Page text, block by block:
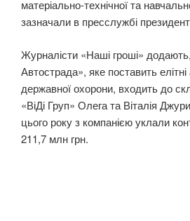
матеріально-технічної та
зазначали в пресслужбі
Журналісти «Наші гроші»
Автострада», яке поставить
державної охорони, входить до
«ВіДі Груп» Олега та Віталія
цього року з компанією уклали
211,7 млн грн.